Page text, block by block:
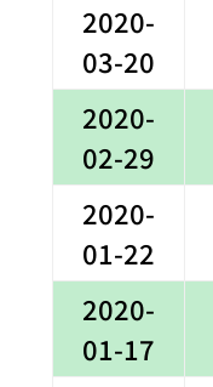
2020-
03-20
2020-
02-29
2020-
01-22
2020-
01-17